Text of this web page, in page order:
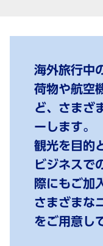
海外旅行中
荷物や航空
ど、さまざ
ーします。
観光を目的
ビジネスで
際にもご加
さまざまな
をご用意し